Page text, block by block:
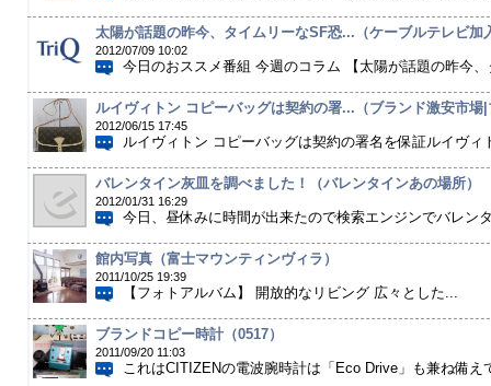
太陽が話題の昨今、タイムリーなSF恐...（ケーブルテレビ加
2012/07/09 10:02
今日のおススメ番組 今週のコラム 【太陽が話題の昨今
ルイヴィトン コピーバッグは契約の署...（ブランド激安市場
2012/06/15 17:45
ルイヴィトン コピーバッグは契約の署名を保証ルイヴ
バレンタイン灰皿を調べました！（バレンタインあの場所）
2012/01/31 16:29
今日、昼休みに時間が出来たので検索エンジンでバレン
館内写真（富士マウンティンヴィラ）
2011/10/25 19:39
【フォトアルバム】 開放的なリビング 広々とした...
ブランドコピー時計（0517）
2011/09/20 11:03
これはCITIZENの電波腕時計は「Eco Drive」も兼ね備え